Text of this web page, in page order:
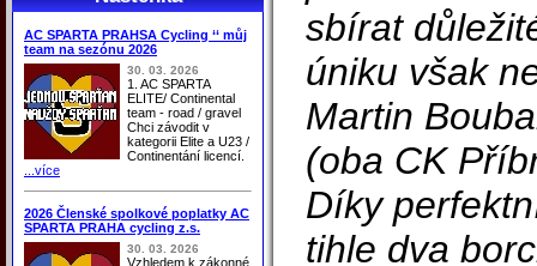
AC SPARTA PRAHSA Cycling ‘‘ můj
team na sezónu 2026
30. 03. 2026
1. AC SPARTA
ELITE/ Continental
team - road / gravel
Chci závodit v
kategorii Elite a U23 /
Continentání licencí.
...více
2026 Členské spolkové poplatky AC
SPARTA PRAHA cycling z.s.
30. 03. 2026
Vzhledem k zákonné
sbírat
úniku však
Martin
(oba CK
Díky
tihle dva